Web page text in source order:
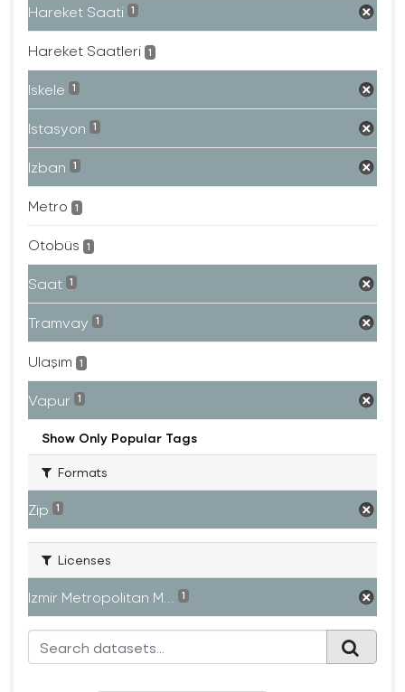
Hareket Saati 1
Hareket Saatleri 1
Iskele 1
Istasyon 1
Izban 1
Metro 1
Otobüs 1
Saat 1
Tramvay 1
Ulaşım 1
Vapur 1
Show Only Popular Tags
Formats
Zip 1
Licenses
Izmir Metropolitan M... 1